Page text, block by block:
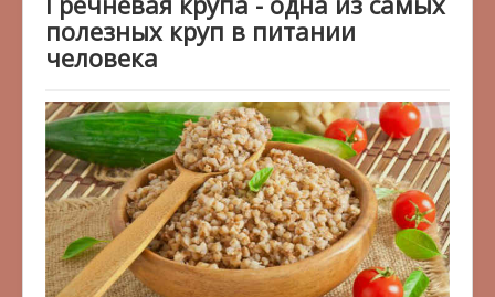
полезных круп в питании
человека